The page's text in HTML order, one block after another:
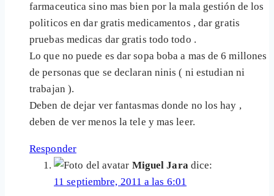
farmaceutica sino mas bien por la mala gestión de los
politicos en dar gratis medicamentos , dar gratis
pruebas medicas dar gratis todo todo .
Lo que no puede es dar sopa boba a mas de 6 millones
de personas que se declaran ninis ( ni estudian ni
trabajan ).
Deben de dejar ver fantasmas donde no los hay ,
deben de ver menos la tele y mas leer.
Responder
Miguel Jara dice:
11 septiembre, 2011 a las 6:01